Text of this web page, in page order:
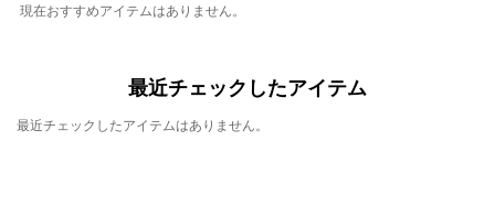
現在おすすめアイテムはありません。
最近チェックしたアイテム
最近チェックしたアイテムはありません。